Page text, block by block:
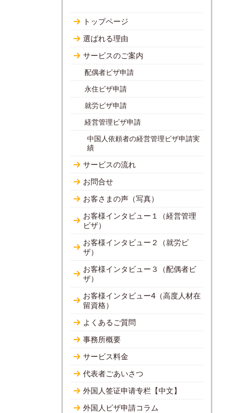
トップページ
選ばれる理由
サービスのご案内
配偶者ビザ申請
永住ビザ申請
就労ビザ申請
経営管理ビザ申請
中国人依頼者の経営管理ビザ申請実
績
サービスの流れ
お問合せ
お客さまの声（写真）
お客様インタビュー１（経営管理
ビザ）
お客様インタビュー２（就労ビ
ザ）
お客様インタビュー３（配偶者ビ
ザ）
お客様インタビュー4（高度人材在
留資格）
よくあるご質問
事務所概要
サービス料金
代表者ごあいさつ
外国人签证申请专栏【中文】
外国人ビザ申請コラム